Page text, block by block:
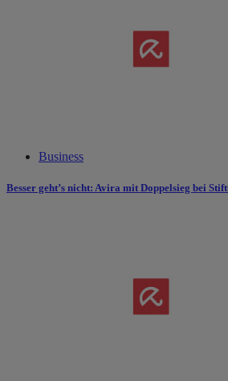
Business
Besser geht’s nicht: Avira mit Doppelsieg bei